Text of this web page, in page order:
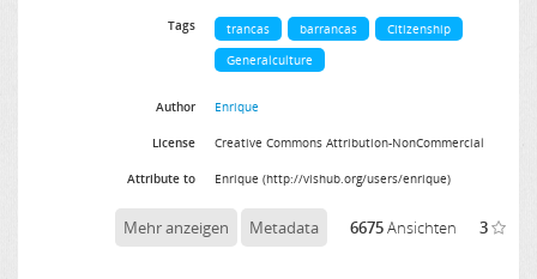
Tags trancas barrancas
Citizenship
Generalculture
Author Enrique
License Creative Commons Attribution-NonCommercial
Attribute to Enrique (http://vishub.org/users/enrique)
Mehr anzeigen Metadata 6675Ansichten 3